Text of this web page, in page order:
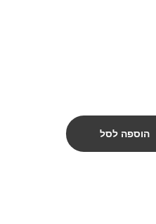
הוספה לסל